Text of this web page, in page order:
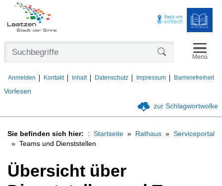
Vorlesen
Anmelden Kontakt Inhalt Datenschutz Impressum Barrierefreiheit
Menü
zur Schlagwortwolke
Sie befinden sich hier: Startseite Rathaus
Serviceportal
Teams und Dienststellen
Übersicht über